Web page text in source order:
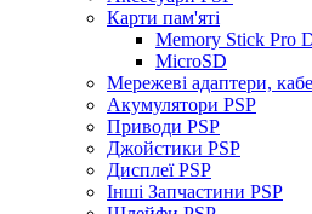
Карти пам'яті
Memory Stick Pro
MicroSD
Мережеві адаптери,
Акумулятори PSP
Приводи PSP
Джойстики PSP
Дисплеї PSP
Інші Запчастини PSP